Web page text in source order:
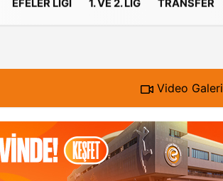
EFELER LIGI 1. VE 2. LIG TRANSFER
Video Galeri